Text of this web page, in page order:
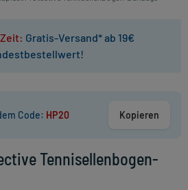
Gratis-Versand* ab 19€
Code: HP20 Kopieren
Tennisellenbogen-